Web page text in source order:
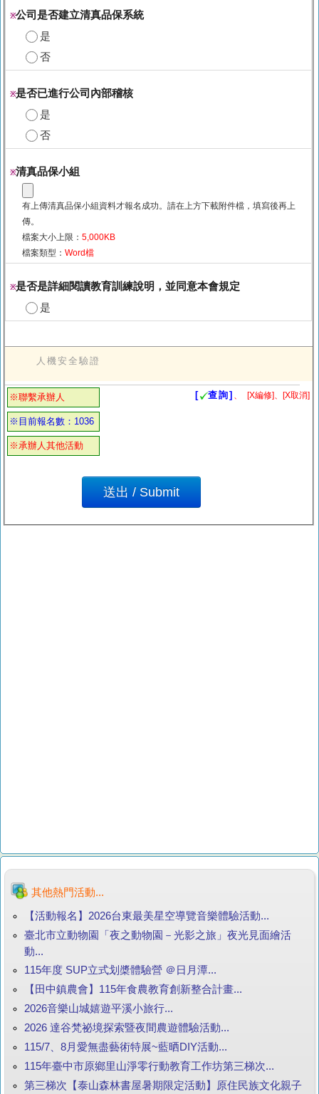
※公司是否建立清真品保系統
是
否
※是否已進行公司內部稽核
是
否
※清真品保小組
有上傳清真品保小組資料才報名成功。請在上方下載附件檔，填寫後再上
傳。
檔案大小上限： 5,000KB
檔案類型： Word檔
※是否是詳細閱讀教育訓練說明，並同意本會規定
是
人機安全驗證
※聯繫承辦人
※目前報名數：1036
※承辦人其他活動
[ 查詢] 、 [X編修]、[X取消]
其他熱門活動...
【活動報名】2026台東最美星空導覽音樂體驗活動...
臺北市立動物園「夜之動物園－光影之旅」夜光見面繪活
動...
115年度 SUP立式划槳體驗營 ＠日月潭...
【田中鎮農會】115年食農教育創新整合計畫...
2026音樂山城嬉遊平溪小旅行...
2026 達谷梵祕境探索暨夜間農遊體驗活動...
115/7、8月愛無盡藝術特展~藍晒DIY活動...
115年臺中市原鄉里山淨零行動教育工作坊第三梯次...
第三梯次【泰山森林書屋暑期限定活動】原住民族文化親子